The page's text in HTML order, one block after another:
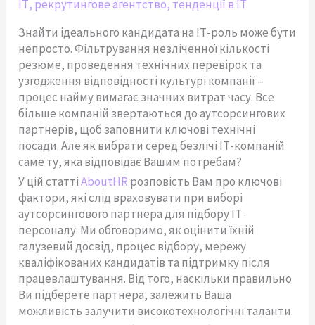
ІТ, рекрутингове агентство, тенденції в IT
Знайти ідеального кандидата на ІТ-роль може бути
непросто. Фільтрування незліченної кількості
резюме, проведення технічних перевірок та
узгодження відповідності культурі компанії –
процес найму вимагає значних витрат часу. Все
більше компаній звертаються до аутсорсингових
партнерів, щоб заповнити ключові технічні
посади. Але як вибрати серед безлічі ІТ-компаній
саме ту, яка відповідає Вашим потребам?
У цій статтіAboutHR розповість Вам про ключові
фактори, які слід враховувати при виборі
аутсорсингового партнера для підбору ІТ-
персоналу. Ми обговоримо, як оцінити їхній
галузевий досвід, процес відбору, мережу
кваліфікованих кандидатів та підтримку після
працевлаштування. Від того, наскільки правильно
Ви підберете партнера, залежить Ваша
можливість залучити високотехнологічні таланти.